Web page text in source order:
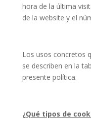
hora de la última
de la website y el
Los usos concretos
se describen en la
presente política.
¿Qué tipos de